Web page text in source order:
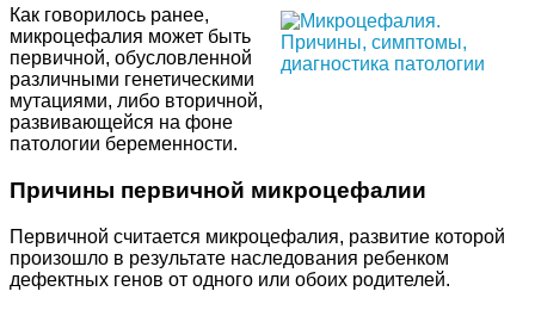
Как говорилось ранее,
микроцефалия может быть
первичной, обусловленной
различными генетическими
мутациями, либо вторичной,
развивающейся на фоне
патологии беременности.
Причины первичной микроцефалии
Первичной считается микроцефалия, развитие которой
произошло в результате наследования ребенком
дефектных генов от одного или обоих родителей.